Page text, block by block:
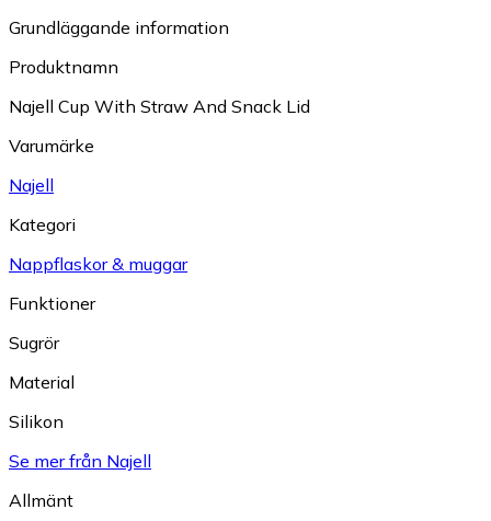
Grundläggande information
Produktnamn
Najell Cup With Straw And Snack Lid
Varumärke
Najell
Kategori
Nappflaskor & muggar
Funktioner
Sugrör
Material
Silikon
Se mer från Najell
Allmänt